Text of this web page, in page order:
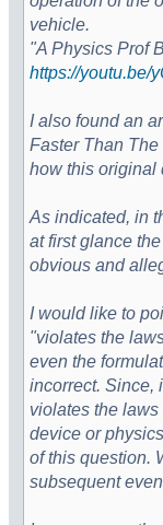
vehicle.
"A Physics Prof
https://youtu.be/
I also found an
Faster Than
how this original
As indicated, in
at first glance
obvious and
I would like to
"violates the
even the
incorrect. Since,
violates the
device or
of this question.
subsequent